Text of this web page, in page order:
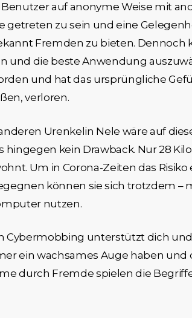
auf anonyme Weise mit
getreten zu sein und eine
Fremden zu bieten. Dennoch
und die beste Anwendung
und hat das ursprüngliche
verloren.
Urenkelin Nele wäre auf
kein Drawback. Nur 28
Um in Corona-Zeiten das
können sie sich trotzdem –
nutzen.
Cybermobbing unterstützt dich
ein wachsames Auge haben und
durch Fremde spielen die